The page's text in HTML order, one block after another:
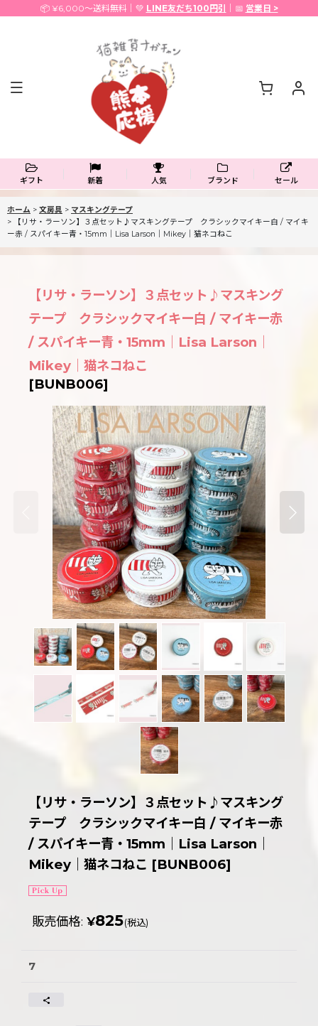
📦 ¥6,000〜送料無料｜💚 LINE友だち100円引 ｜📅 営業日 >
ギフト 新着 人気 ブランド セール
ホーム > 文房具 > マスキングテープ
>
【リサ・ラーソン】３点セット♪マスキングテープ クラシックマイキー白 / マイキ
ー赤 / スパイキー青・15mm｜Lisa Larson｜Mikey｜猫ネコねこ
【リサ・ラーソン】３点セット♪マスキング
テープ クラシックマイキー白 / マイキー赤
/ スパイキー青・15mm｜Lisa Larson｜
Mikey｜猫ネコねこ
[BUNB006]
【リサ・ラーソン】３点セット♪マスキング
テープ クラシックマイキー白 / マイキー赤
/ スパイキー青・15mm｜Lisa Larson｜
Mikey｜猫ネコねこ [BUNB006]
販売価格: ¥825(税込)
7